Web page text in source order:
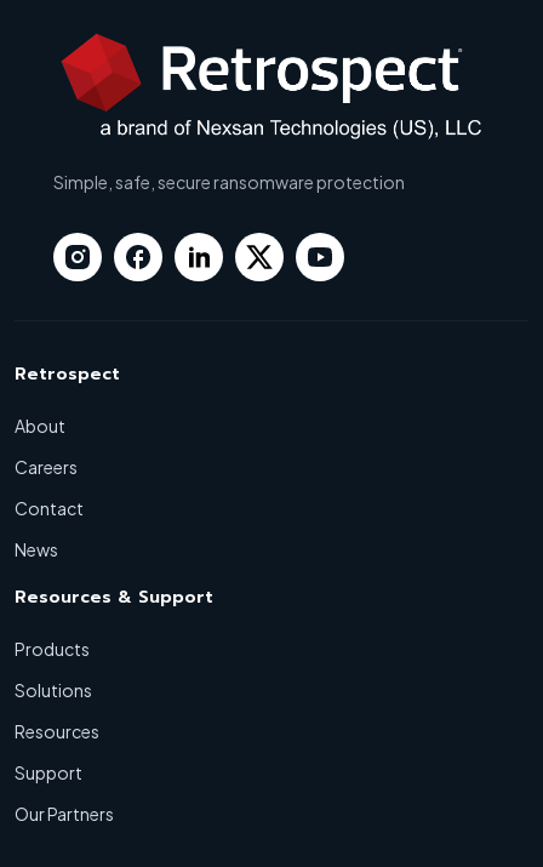
Simple, safe, secure ransomware protection
Retrospect
About
Careers
Contact
News
Resources & Support
Products
Solutions
Resources
Support
Our Partners